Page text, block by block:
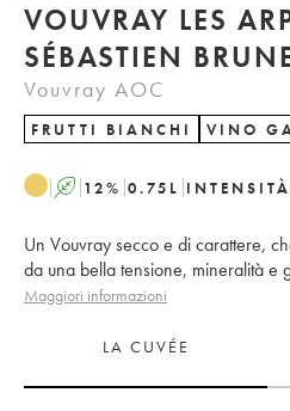
VOUVRAY LES
Vouvray AOC
FRUTTI BIANCHI VINO
A 12% 0.75 L INTENSITÀ
Un Vouvray secco e di carattere,
da una bella tensione, mineralità e
Maggiori informazioni
LA CUVÉE